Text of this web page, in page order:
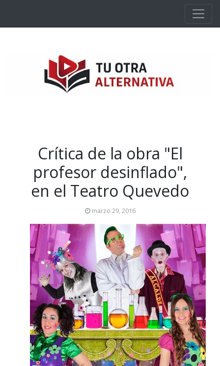
Crítica de la obra "El
profesor desinflado",
en el Teatro Quevedo
marzo 29, 2016